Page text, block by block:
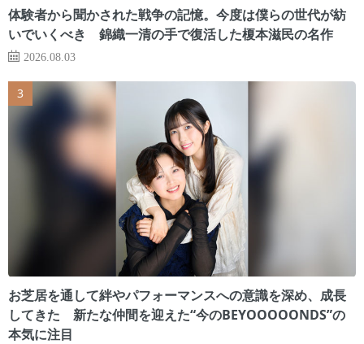
体験者から聞かされた戦争の記憶。今度は僕らの世代が紡
いでいくべき 錦織一清の手で復活した榎本滋民の名作
2026.08.03
お芝居を通して絆やパフォーマンスへの意識を深め、成長
してきた 新たな仲間を迎えた“今のBEYOOOOONDS”の
本気に注目